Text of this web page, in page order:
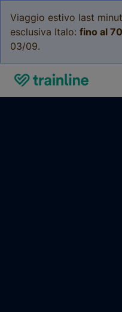
Viaggio estivo last
esclusiva Italo: fino al
03/09.